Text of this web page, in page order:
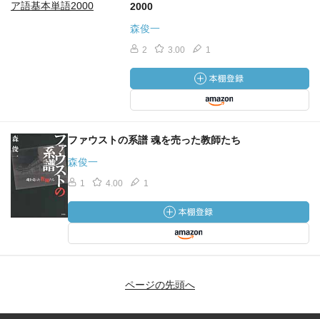
2000
森俊一
2 3.00 1
ファウストの系譜 魂を売った教師たち
森俊一
1 4.00 1
ページの先頭へ